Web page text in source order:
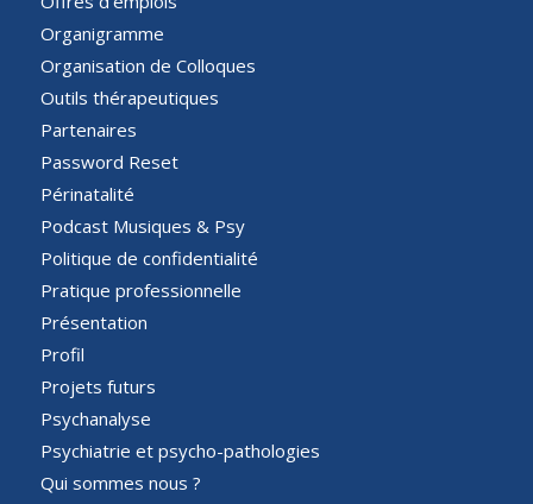
Organigramme
Organisation de Colloques
Outils thérapeutiques
Partenaires
Password Reset
Périnatalité
Podcast Musiques & Psy
Politique de confidentialité
Pratique professionnelle
Présentation
Profil
Projets futurs
Psychanalyse
Psychiatrie et psycho-pathologies
Qui sommes nous ?